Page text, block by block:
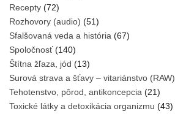
Recepty (72)
Rozhovory (audio) (51)
Sfalšovaná veda a história (67)
Spoločnosť(140)
Štítna žľaza, jód (13)
Surová strava a šťavy – vitariánstvo (RAW)
Tehotenstvo, pôrod, antikoncepcia (21)
Toxické látky a detoxikácia organizmu (43)